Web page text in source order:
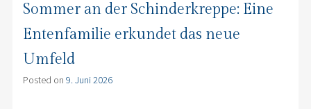
Sommer an der Schinderkreppe: Eine
Entenfamilie erkundet das neue
Umfeld
Posted on 9. Juni 2026